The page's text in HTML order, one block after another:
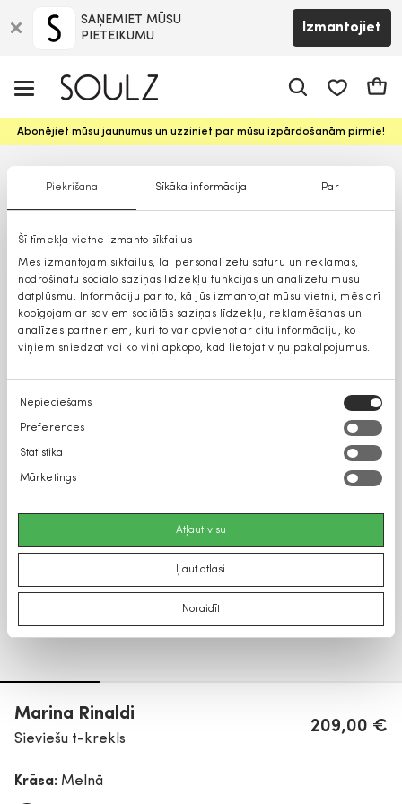
Piekrišana Sīkāka informācija Par
Šī tīmekļa vietne izmanto sīkfailus
Mēs izmantojam sīkfailus, lai personalizētu saturu un reklāmas,
nodrošinātu sociālo saziņas līdzekļu funkcijas un analizētu mūsu
datplūsmu. Informāciju par to, kā jūs izmantojat mūsu vietni, mēs arī
kopīgojam ar saviem sociālās saziņas līdzekļu, reklamēšanas un
analīzes partneriem, kuri to var apvienot ar citu informāciju, ko
viņiem sniedzat vai ko viņi apkopo, kad lietojat viņu pakalpojumus.
Piekrišanas
izvēle
Nepieciešams
Preferences
Statistika
Mārketings
Atļaut visu
Ļaut atlasi
Noraidīt
SAŅEMIET MŪSU
PIETEIKUMU
Izmantojiet
Abonējiet mūsu jaunumus un uzziniet par mūsu izpārdošanām pirmie!
Marina Rinaldi
Sieviešu t-krekls
209,00 €
Krāsa: Melnā